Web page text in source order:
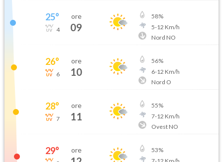
25°
4
ore
09
58%
5-12 Km/h
Nord NO
26°
6
ore
10
56%
6-12 Km/h
Nord O
28°
7
ore
11
55%
7-12 Km/h
Ovest NO
29° ore 53%